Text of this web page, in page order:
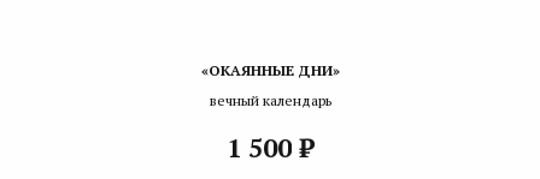
«ОКАЯННЫЕ ДНИ»
вечный календарь
1 500 ₽